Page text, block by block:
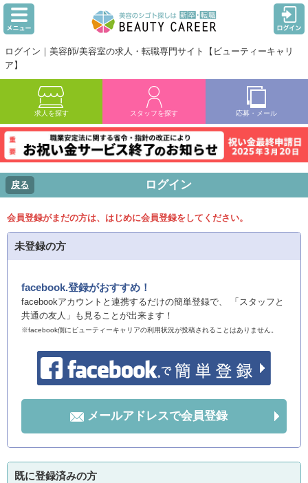
ログイン｜美容師/美容室の求人・転職専門サイト【ビューティーキャリ
ア】
求人を探す スタッフを探す 応募・メール
戻る ログイン
会員登録がまだの方は、はじめに会員登録をしてください。
未登録の方
facebook.登録がおすすめ！
facebookアカウントと連携するだけの簡単登録で、 「スタッフと
共通の友人」も見ることが出来ます！
※facebook側にビューティーキャリアの利用状況が投稿されることはありません。
メールアドレスで会員登録
既に登録済みの方